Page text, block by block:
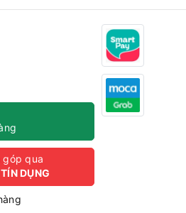
góp qua
DỤNG